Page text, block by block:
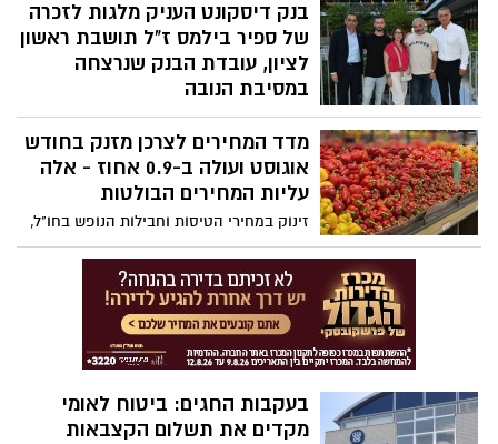
בפעוט כבן שנה במצב אנוש.
בנק דיסקונט העניק מלגות לזכרה
של ספיר בילמס ז"ל תושבת ראשון
לציון, עובדת הבנק שנרצחה
במסיבת הנובה
60 מלגות הוענקו השנה לזכרה של ספיר
בילמס ז"ל, תושבת ראשון לציון ועובדת
דיסקונט שנרצחה במסיבת הנובה; המלגות
הוענקו לסטודנטים חניכי תוכנית 'ראשונים
פערים ולחבר את הסטודנטים, תושבי ראשון
לציון לקהילת העיר, מתוך כוונה לשלבם
בתעסוקה בעיר בתום לימודיהם
מדד המחירים לצרכן מזנק בחודש
אוגוסט ועולה ב-0.9 אחוז - אלה
עליות המחירים הבולטות
זינוק במחירי הטיסות וחבילות הנופש בחו"ל,
זינוק במחירי הירקות הטריים, עליות מחירים
כמעט בכל מוצרי היסוד, עליות מחירים
באחזקת דירה, מחיר הדירה ושכר הדירה -
המדד בחודש אוגוסט מזנק ואלה העליות
הבולטות של המחירים שמשפיעות על חיי
כולנו
בעקבות החגים: ביטוח לאומי
מקדים את תשלום הקצבאות